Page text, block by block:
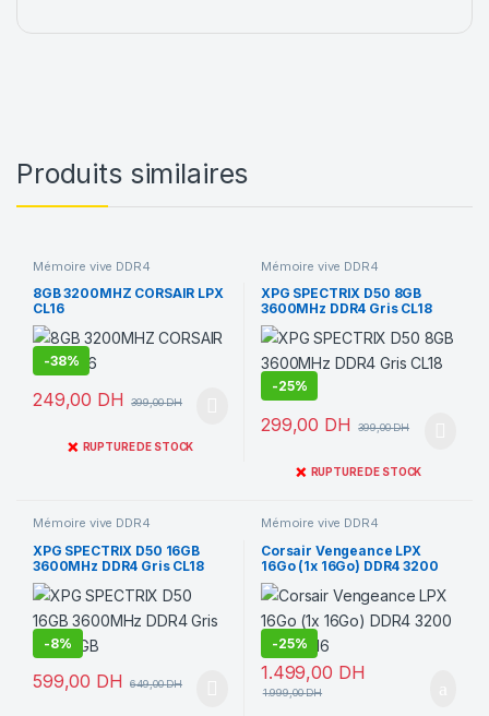
Produits similaires
Mémoire vive DDR4
8GB 3200MHZ CORSAIR LPX
CL16
-38%
249,00 DH 399,00DH
❌ RUPTURE DE STOCK
Mémoire vive DDR4
XPG SPECTRIX D50 8GB
3600MHz DDR4 Gris CL18
RGB
-25%
299,00 DH 399,00DH
❌ RUPTURE DE STOCK
Mémoire vive DDR4
XPG SPECTRIX D50 16GB
3600MHz DDR4 Gris CL18
RGB
-8%
599,00 DH 649,00DH
Mémoire vive DDR4
Corsair Vengeance LPX
16Go (1x 16Go) DDR4 3200
MHz CL16
-25%
1.499,00 DH
1.999,00DH